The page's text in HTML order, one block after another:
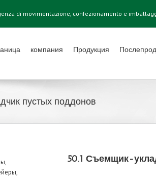
di movimentazione, confezionamento e
компания Продукция
пустых поддонов
50.1 Съемщик-